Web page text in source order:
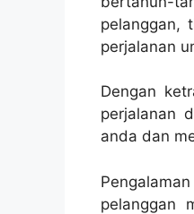
pelanggan,
perjalanan
Dengan
perjalanan
anda dan
pelanggan